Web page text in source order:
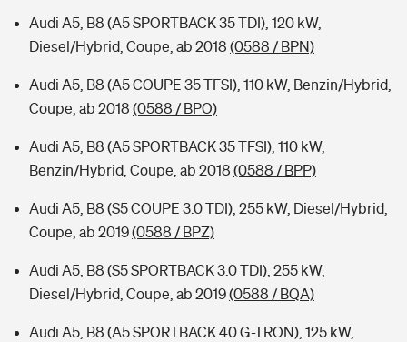
Audi A5, B8 (A5 SPORTBACK 35 TDI), 120 kW,
Diesel/Hybrid, Coupe, ab 2018 (0588 / BPN)
Audi A5, B8 (A5 COUPE 35 TFSI), 110 kW, Benzin/Hybrid,
Coupe, ab 2018 (0588 / BPO)
Audi A5, B8 (A5 SPORTBACK 35 TFSI), 110 kW,
Benzin/Hybrid, Coupe, ab 2018 (0588 / BPP)
Audi A5, B8 (S5 COUPE 3.0 TDI), 255 kW, Diesel/Hybrid,
Coupe, ab 2019(0588 / BPZ)
Audi A5, B8 (S5 SPORTBACK 3.0 TDI), 255 kW,
Diesel/Hybrid, Coupe, ab 2019(0588 / BQA)
Audi A5, B8 (A5 SPORTBACK 40 G-TRON), 125 kW,